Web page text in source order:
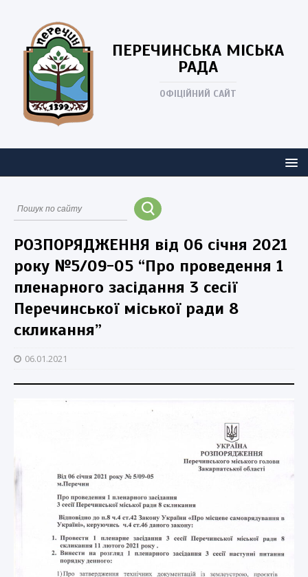
ПЕРЕЧИНСЬКА МІСЬКА
РАДА
ОФІЦІЙНИЙ САЙТ
РОЗПОРЯДЖЕННЯ від 06 січня 2021
року №5/09-05 “Про проведення 1
пленарного засідання 3 сесії
Перечинської міської ради 8
скликання”
06.01.2021